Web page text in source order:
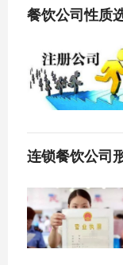
餐饮公司性质
连锁餐饮公司